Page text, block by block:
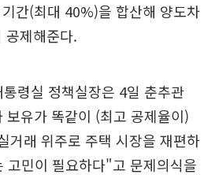
간(최대 40%)을 합산해 양도차
공제해준다.
령실 정책실장은 4일 춘추관
유가 똑같이 (최고 공제율이)
거래 위주로 주택 시장을 재편하
고민이 필요하다"고 문제의식을